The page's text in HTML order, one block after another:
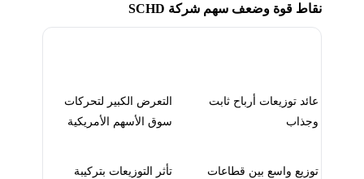
نقاط قوة وضعف سهم شركة SCHD
عائد توزيعات أرباح ثابت
وجذاب
التعرض الكبير لتحركات
سوق الأسهم الأمريكية
توزيع واسع بين قطاعات
تأثر التوزيعات بتركيبة